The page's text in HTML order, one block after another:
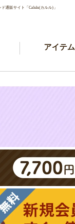
通販サイト「Calulu(カルル)」
アイテム